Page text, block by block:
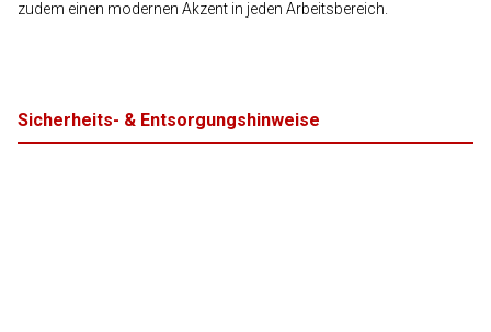
zudem einen modernen Akzent in jeden Arbeitsbereich.
Sicherheits- & Entsorgungshinweise